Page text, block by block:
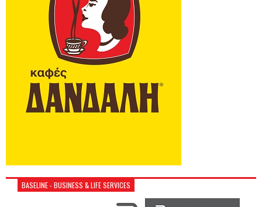
BASELINE - BUSINESS & LIFE SERVICES